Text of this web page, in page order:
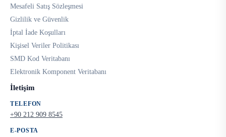
Mesafeli Satış Sözleşmesi
Gizlilik ve Güvenlik
İptal İade Koşulları
Kişisel Veriler Politikası
SMD Kod Veritabanı
Elektronik Komponent Veritabanı
İletişim
TELEFON
+90 212 909 8545
E-POSTA